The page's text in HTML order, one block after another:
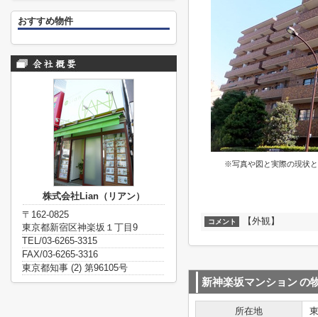
※写真や図と実際の現状
コメント 【外観】
新神楽坂マンションの
所在地
おすすめ物件
株式会社Lian（リアン）
〒162-0825
東京都新宿区神楽坂１丁目9
TEL/03-6265-3315
FAX/03-6265-3316
東京都知事 (2) 第96105号